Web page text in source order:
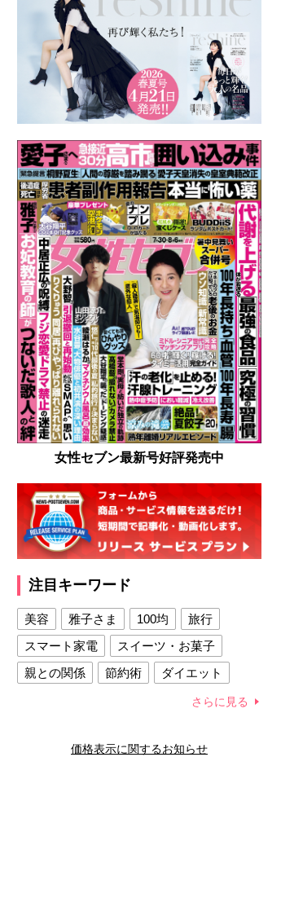
女性セブン最新号好評発売中
注目キーワード
美容 雅子さま 100均
旅行
スマート家電
スイーツ・お菓子
親との関係
節約術
ダイエット
夫との関係
新津春子 どか食い
さらに見る
価格表示に関するお知らせ